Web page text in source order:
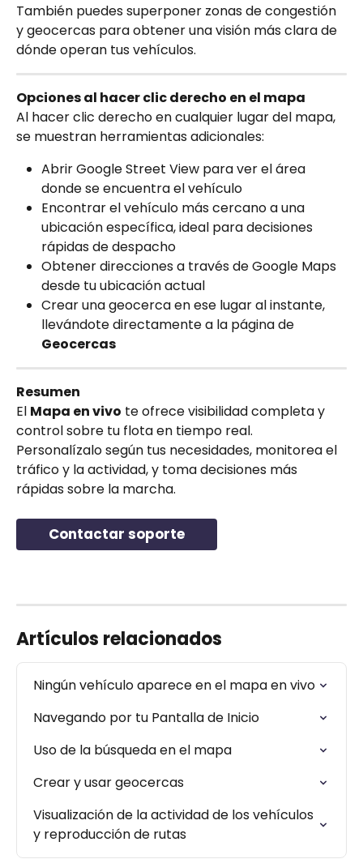
También puedes superponer zonas de congestión
y geocercas para obtener una visión más clara de
dónde operan tus vehículos.
Opciones al hacer clic derecho en el mapa
Al hacer clic derecho en cualquier lugar del mapa,
se muestran herramientas adicionales:
Abrir Google Street View para ver el área
donde se encuentra el vehículo
Encontrar el vehículo más cercano a una
ubicación específica, ideal para decisiones
rápidas de despacho
Obtener direcciones a través de Google Maps
desde tu ubicación actual
Crear una geocerca en ese lugar al instante,
llevándote directamente a la página de
Geocercas
Resumen
El Mapa en vivo te ofrece visibilidad completa y
control sobre tu flota en tiempo real.
Personalízalo según tus necesidades, monitorea el
tráfico y la actividad, y toma decisiones más
rápidas sobre la marcha.
Contactar soporte
Artículos relacionados
Ningún vehículo aparece en el mapa en vivo
Navegando por tu Pantalla de Inicio
Uso de la búsqueda en el mapa
Crear y usar geocercas
Visualización de la actividad de los vehículos
y reproducción de rutas